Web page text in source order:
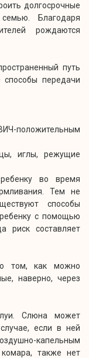
долгосрочные
Благодаря
рождаются
путь
передачи
положительным
иглы, режущие
во время
Тем не
способы
с помощью
риск составляет
том, как можно
наверно, через
Слюна может
если в ней
капельным
также нет